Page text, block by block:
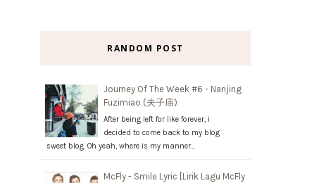
RANDOM POST
Journey Of The Week #6 - Nanjing
Fuzimiao (夫子庙)
After being left for like forever, i
decided to come back to my blog
sweet blog. Oh yeah, where is my manner…
McFly - Smile Lyric [Lirik Lagu McFly